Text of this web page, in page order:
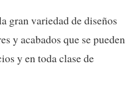
gran variedad de diseños
y acabados que se pueden
y en toda clase de